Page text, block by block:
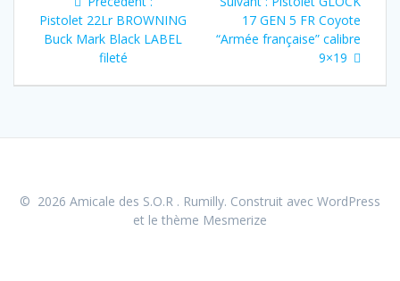
de
l’article
précédent
:
Pistolet 22Lr BROWNING
Buck Mark Black LABEL
fileté
suivant
:
17 GEN 5 FR Coyote
“Armée française” calibre
9×19
© 2026 Amicale des S.O.R . Rumilly. Construit avec WordPress
et le thème Mesmerize